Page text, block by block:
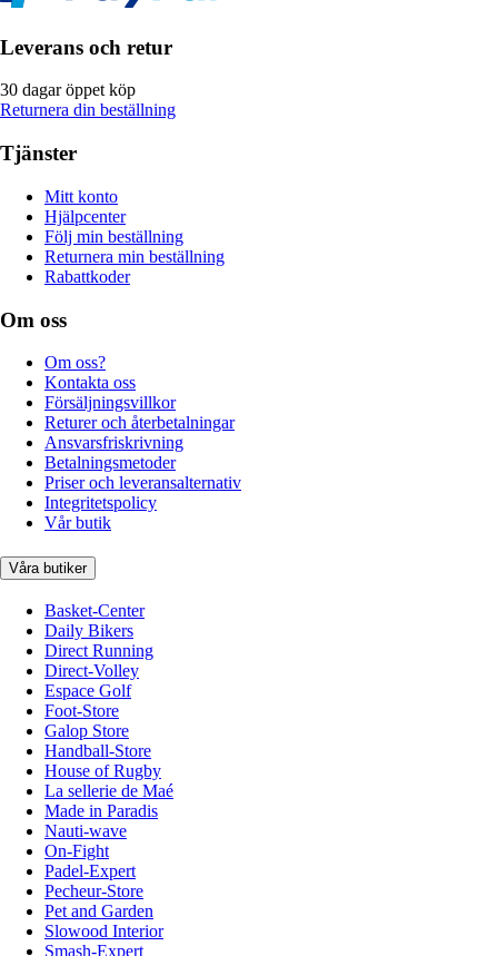
Leverans och retur
30 dagar öppet köp
Returnera din beställning
Tjänster
Mitt konto
Hjälpcenter
Följ min beställning
Returnera min beställning
Rabattkoder
Om oss
Om oss?
Kontakta oss
Försäljningsvillkor
Returer och återbetalningar
Ansvarsfriskrivning
Betalningsmetoder
Priser och leveransalternativ
Integritetspolicy
Vår butik
Våra butiker
Basket-Center
Daily Bikers
Direct Running
Direct-Volley
Espace Golf
Foot-Store
Galop Store
Handball-Store
House of Rugby
La sellerie de Maé
Made in Paradis
Nauti-wave
On-Fight
Padel-Expert
Pecheur-Store
Pet and Garden
Slowood Interior
Smash-Expert